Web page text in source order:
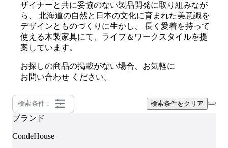
ザイナーと共に妥協のない製品開発に取り組みなが
ら、 北海道の自然と日本の文化に育まれた美意識を
デザインとものづくりに生かし、 長く愛着を持って
使える木製家具にて、ライフ＆ワークスタイルを提
案しています。
お探しの商品の掲載がない場合、お気軽に
お問い合わせ ください。
検索条件： 検索条件をクリア
ブランド
CondeHouse